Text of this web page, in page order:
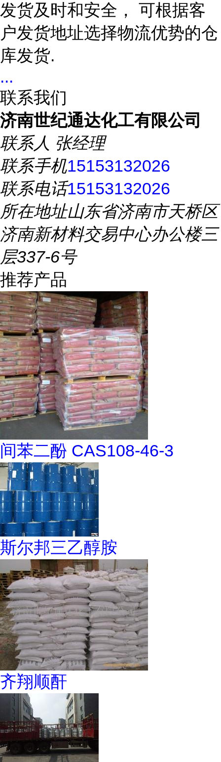
发货及时和安全，
可根据客
户发货地址选择物流优势的仓
库发货.
...
联系我们
济南世纪通达化工有限公司
联系人 张经理
联系手机15153132026
联系电话15153132026
所在地址山东省济南市天桥区
济南新材料交易中心办公楼三
层337-6号
推荐产品
间苯二酚 CAS108-46-3
斯尔邦三乙醇胺
齐翔顺酐